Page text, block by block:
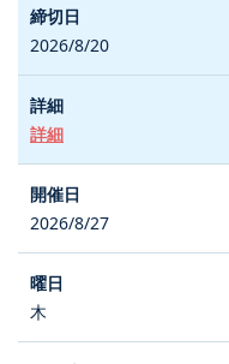
2026/8/20
詳細
2026/8/27
木